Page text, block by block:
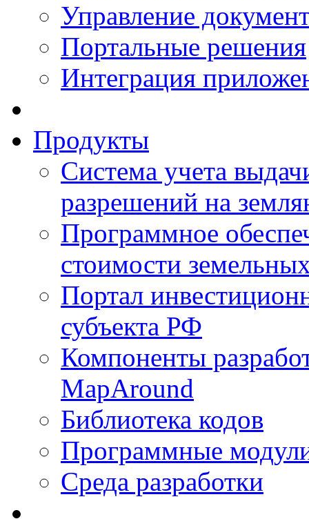
Управление
Портальные решения
Интеграция
Продукты
Система учета
разрешений на
Программное
стоимости
Портал
субъекта РФ
Компоненты
MapAround
Библиотека кодов
Программные
Среда разработки